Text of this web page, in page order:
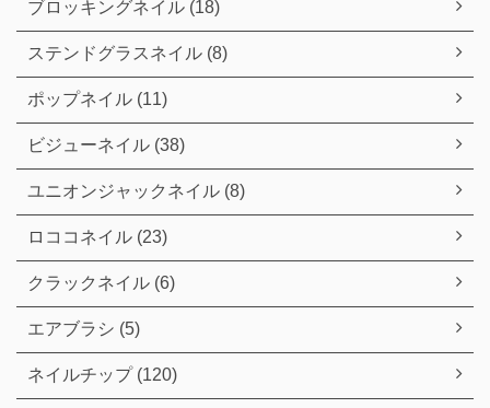
ブロッキングネイル (18)
ステンドグラスネイル (8)
ポップネイル (11)
ビジューネイル (38)
ユニオンジャックネイル (8)
ロココネイル (23)
クラックネイル (6)
エアブラシ (5)
ネイルチップ (120)